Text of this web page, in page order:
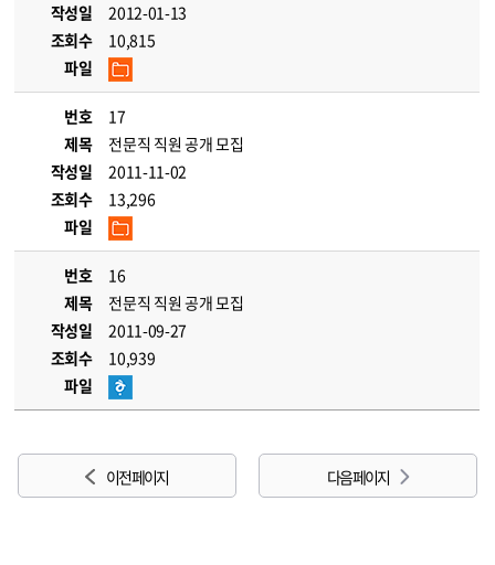
작성일
2012-01-13
조회수
10,815
파일
번호
17
제목
전문직 직원 공개 모집
작성일
2011-11-02
조회수
13,296
파일
번호
16
제목
전문직 직원 공개 모집
작성일
2011-09-27
조회수
10,939
파일
이전 페이지 다음 페이지